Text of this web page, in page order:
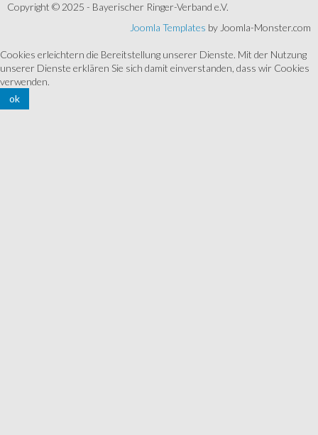
Copyright © 2025 - Bayerischer Ringer-Verband e.V.
Joomla Templates by Joomla-Monster.com
Cookies erleichtern die Bereitstellung unserer Dienste. Mit der Nutzung
unserer Dienste erklären Sie sich damit einverstanden, dass wir Cookies
verwenden.
ok